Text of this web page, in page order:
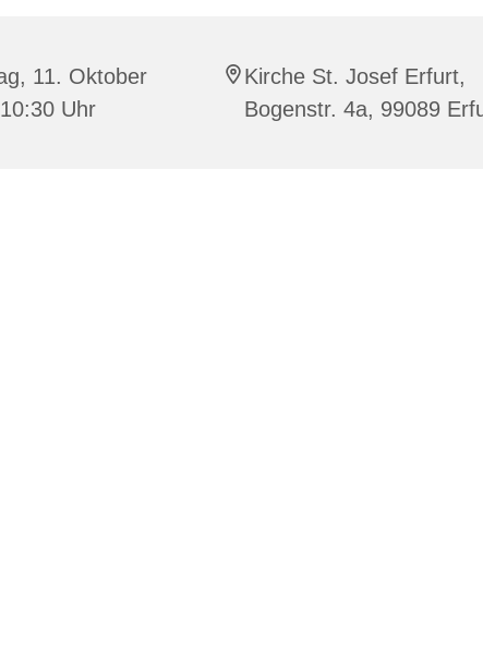
11. Oktober
Uhr
Kirche St. Josef Erfurt,
Bogenstr. 4a, 99089